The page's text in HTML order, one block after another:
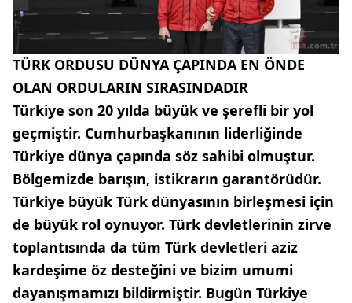
TÜRK ORDUSU DÜNYA ÇAPINDA EN ÖNDE
OLAN ORDULARIN SIRASINDADIR
Türkiye son 20 yılda büyük ve şerefli bir yol
geçmiştir. Cumhurbaşkanının liderliğinde
Türkiye dünya çapında söz sahibi olmuştur.
Bölgemizde barışın, istikrarın garantörüdür.
Türkiye büyük Türk dünyasının birleşmesi için
de büyük rol oynuyor. Türk devletlerinin zirve
toplantısında da tüm Türk devletleri aziz
kardeşime öz desteğini ve bizim umumi
dayanışmamızı bildirmiştir. Bugün Türkiye